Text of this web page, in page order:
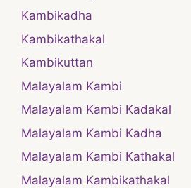
Kambikadha
Kambikathakal
Kambikuttan
Malayalam Kambi
Malayalam Kambi Kadakal
Malayalam Kambi Kadha
Malayalam Kambi Kathakal
Malayalam Kambikathakal